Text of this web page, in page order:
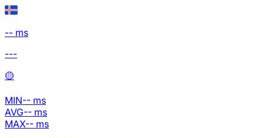
-- ms
---
🟡
MIN-- ms
AVG-- ms
MAX-- ms